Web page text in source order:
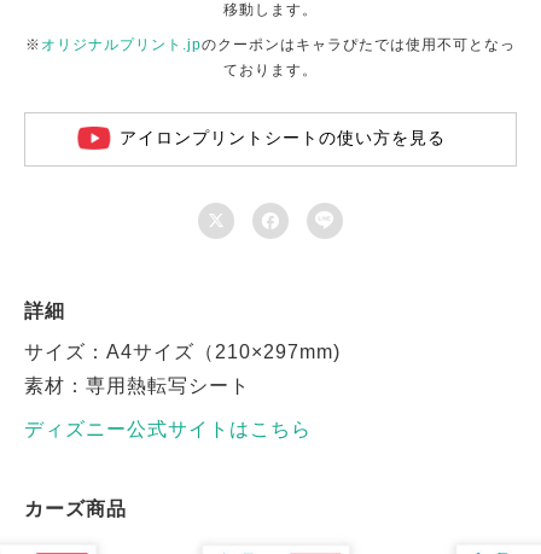
移動します。
※ オリジナルプリント.jpのクーポンはキャラぴたでは使用不可となっ
ております。
アイロンプリントシートの使い方を見る
  
詳細
サイズ：A4サイズ（210×297mm)
素材：専用熱転写シート
ディズニー公式サイトはこちら
カーズ商品